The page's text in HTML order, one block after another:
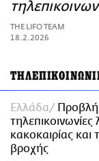
PRINT
THE LIFO TEAM
18.2.2026
Ελλάδα
κακοκαιρίας και
βροχής